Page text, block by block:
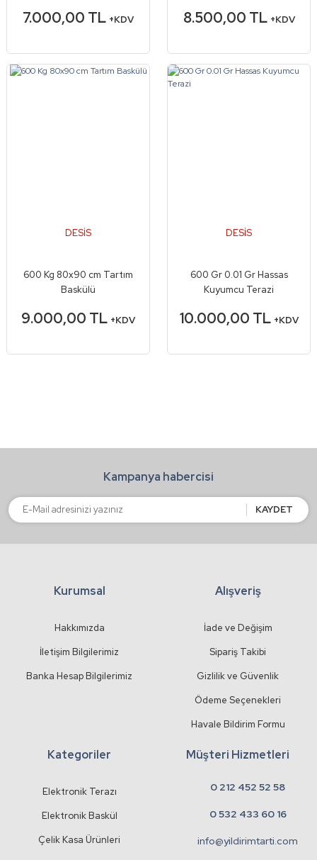
7.000,00 TL +KDV 8.500,00 TL +KDV
DESİS
600 Kg 80x90 cm Tartım
Baskülü
9.000,00 TL +KDV
DESİS
600 Gr 0.01 Gr Hassas
Kuyumcu Terazi
10.000,00 TL +KDV
Kampanya habercisi
KAYDET
Kurumsal
Hakkımızda
İletişim Bilgilerimiz
Banka Hesap Bilgilerimiz
Alışveriş
İade ve Değişim
Sipariş Takibi
Gizlilik ve Güvenlik
Ödeme Seçenekleri
Havale Bildirim Formu
Kategoriler
Elektronik Terazı
Elektronik Baskül
Çelik Kasa Ürünleri
Müşteri Hizmetleri
0 212 452 52 58
0 532 433 60 16
info@yildirimtarti.com